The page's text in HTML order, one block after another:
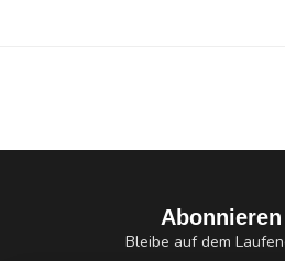
Bleibe auf dem